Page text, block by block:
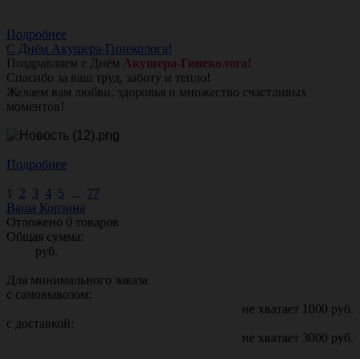
Подробнее
С Днём Акушера-Гинеколога!
Поздравляем с Днём Акушера-Гинеколога!
Спасибо за ваш труд, заботу и тепло!
Желаем вам любви, здоровья и множество счастливых
моментов!
Подробнее
1 2 3 4 5 ... 77
Ваша Корзина
Отложено 0 товаров
Общая сумма:
руб.
Для минимального заказа
с самовывозом:
не хватает 1000 руб.
с доставкой:
не хватает 3000 руб.